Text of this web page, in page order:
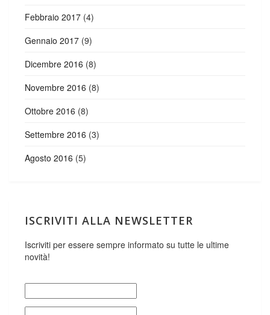
Febbraio 2017 (4)
Gennaio 2017 (9)
Dicembre 2016 (8)
Novembre 2016 (8)
Ottobre 2016 (8)
Settembre 2016 (3)
Agosto 2016 (5)
ISCRIVITI ALLA NEWSLETTER
Iscriviti per essere sempre informato su tutte le ultime
novità!